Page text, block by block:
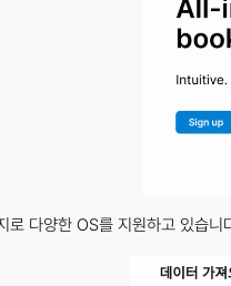
다양한 OS를 지원하고 있습